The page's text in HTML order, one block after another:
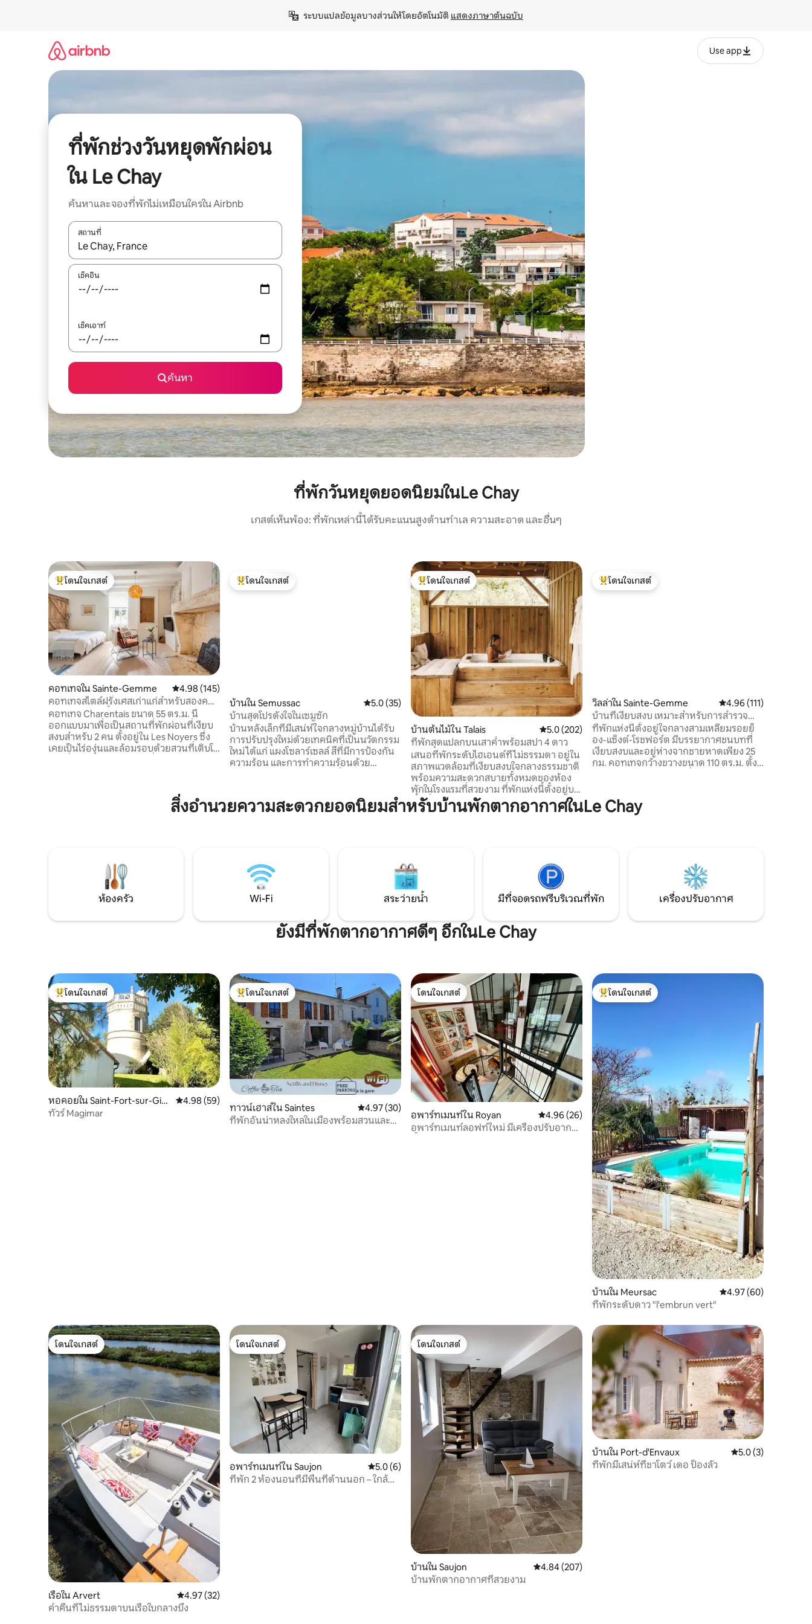
ระบบแปลข้อมูลบางส่วนให้โดยอัตโนมัติ แสดงภาษาต้นฉบับ
Use app
ที่พักช่วงวันหยุดพักผ่อน
ใน Le Chay
ค้นหาและจองที่พักไม่เหมือนใครใน Airbnb
สถานที่
ใช้ลูกศรขึ้นลง หรือใช้การสัมผัสหรือปัด เพื่อสำรวจผลการค้นหา
เช็คอิน
เช็คเอาท์
ค้นหา
ที่พักวันหยุดยอดนิยมในLe Chay
เกสต์เห็นพ้อง: ที่พักเหล่านี้ได้รับคะแนนสูงด้านทำเล ความสะอาด และอื่นๆ
โดนใจเกสต์ที่สุด
โดนใจเกสต์
คอทเทจใน Sainte-Gemme คะแนนเฉลี่ย 4.98 จาก 5, 145 รีวิว
4.98 (145)
คอทเทจสไตล์ฝรั่งเศสเก่าแก่สำหรับสองคน
พร้อมสระว่ายน้ำอุ่น
คอทเทจ Charentais ขนาด 55 ตร.ม. นี้
ออกแบบมาเพื่อเป็นสถานที่พักผ่อนที่เงียบ
สงบสำหรับ 2 คน ตั้งอยู่ใน Les Noyers ซึ่ง
เคยเป็นไร่องุ่นและล้อมรอบด้วยสวนที่เติบโต
ตัว สระว่ายน้ำอุ่นขนาดใหญ่ และชนบทที่
เงียบสงบทำให้การเข้าพักสมบูรณ์แบบ อยู่
โดนใจเกสต์ที่สุด
โดนใจเกสต์
บ้านใน Semussac คะแนนเฉลี่ย 5.0 จาก 5, 35 รีวิว
5.0 (35)
บ้านสุดโปรดังใจในเซมูซัก
บ้านหลังเล็กที่มีเสน่ห์ใจกลางหมู่บ้านได้รับ
การปรับปรุงใหม่ด้วยเทคนิคที่เป็นนวัตกรรม
ใหม่ ได้แก่ แผงโซลาร์เซลล์ สีที่มีการป้องกัน
ความร้อน และการทำความร้อนด้วย
สามารถผ่อนคลายให้พ้นสายตา สิ่งอำนวย
ความสะดวกครบครัน: ห้องน้ำหรูฝักบัวอาบ
โดนใจเกสต์ที่สุด
โดนใจเกสต์
บ้านต้นไม้ใน Talais คะแนนเฉลี่ย 5.0 จาก 5, 202 รีวิว
5.0 (202)
ที่พักสุดแปลกบนเสาค้ำพร้อมสปา 4 ดาว
เสนอที่พักระดับไฮเอนด์ที่ไม่ธรรมดา อยู่ใน
สภาพแวดล้อมที่เงียบสงบใจกลางธรรมชาติ
พร้อมความสะดวกสบายทั้งหมดของห้อง
พักในโรงแรมที่สวยงาม ที่พักแห่งนี้ตั้งอยู่บน
พื้นที่ป่าขนาดใหญ่กว่า 2 เฮกตาร์ โครงสร้าง
สูง 3 เมตรเข้าถึงได้ด้วยบันไดมีการตกแต่ง
ปากแม่น้ำใกล้ soulac sur mer
โดนใจเกสต์ที่สุด
โดนใจเกสต์
วิลล่าใน Sainte-Gemme คะแนนเฉลี่ย 4.96 จาก
4.96 (111)
บ้านที่เงียบสงบ เหมาะสำหรับการสำรวจ
ภูมิภาค
ที่พักแห่งนี้ตั้งอยู่ใจกลางสามเหลี่ยมรอยย็
อง-แซ็งต์-โรชฟอร์ต มีบรรยากาศชนบทที่
เงียบสงบและอยู่ห่างจากชายหาดเพียง 25
กม. คอทเทจกว้างขวางขนาด 110 ตร.ม. ตั้ง
สวนที่ล้อมรอบ ตั้งแต่กลางเดือนเมษายนถึง
ต้นเดือนตุลาคม ลงเล่นน้ำในสระว่ายน้ำน้ำ
สิ่งอำนวยความสะดวกยอดนิยมสำหรับบ้านพักตากอากาศในLe Chay
ห้องครัว Wi-Fi สระว่ายน้ำ มีที่จอดรถฟรีบริเวณที่พัก เครื่องปรับอากาศ
ยังมีที่พักตากอากาศดีๆ อีกในLe Chay
โดนใจเกสต์ที่สุด
โดนใจเกสต์
หอคอยใน Saint-Fort-sur-Giro
nde
คะแนนเฉลี่ย 4.98 จาก 5, 59 รีวิว
4.98 (59)
ทัวร์ Magimar
โดนใจเกสต์ที่สุด
โดนใจเกสต์
ทาวน์เฮาส์ใน Saintes คะแนนเฉลี่ย 4.97 จาก 5, 30 รีวิว
4.97 (30)
ที่พักอันน่าหลงใหลในเมืองพร้อมสวนและ
โดนใจเกสต์
โดนใจเกสต์
อพาร์ทเมนท์ใน Royan คะแนนเฉลี่ย 4.96 จาก 5, 26 รีวิว
4.96 (26)
อพาร์ทเมนท์ลอฟท์ใหม่ มีเครื่องปรับอากาศ
โดนใจเกสต์ที่สุด
โดนใจเกสต์
บ้านใน Meursac คะแนนเฉลี่ย 4.97 จาก
4.97 (60)
ที่พักระดับดาว "l'embrun vert"
โดนใจเกสต์
โดนใจเกสต์
เรือใน Arvert คะแนนเฉลี่ย 4.97 จาก 5, 32 รีวิว
4.97 (32)
ค่ำคืนที่ไม่ธรรมดาบนเรือใบกลางบึง
โดนใจเกสต์
โดนใจเกสต์
อพาร์ทเมนท์ใน Saujon คะแนนเฉลี่ย 5.0 จาก 5, 6 รีวิว
5.0 (6)
ที่พัก 2 ห้องนอนที่มีพื้นที่ด้านนอก – ใกล้
โดนใจเกสต์
โดนใจเกสต์
บ้านใน Saujon คะแนนเฉลี่ย 4.84 จาก 5, 207 รีวิว
4.84 (207)
บ้านพักตากอากาศที่สวยงาม
บ้านใน Port-d'Envaux คะแนนเฉลี่ย 5.0 จา
5.0 (3)
ที่พักมีเสน่ห์ที่ชาโตว์ เดอ ป็องลัว